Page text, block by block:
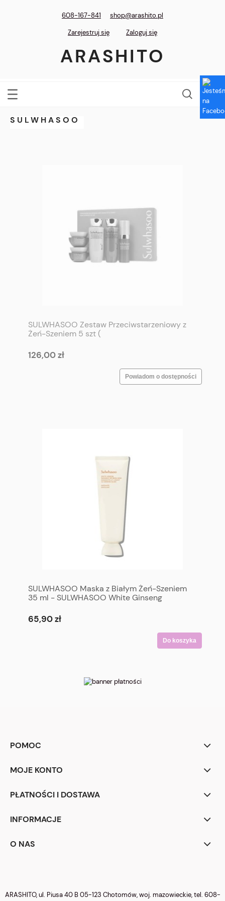
608-167-841
shop@arashito.pl
Zarejestruj się
Zaloguj się
ARASHITO
SULWHASOO
SULWHASOO Zestaw Przeciwstarzeniowy z
Żeń-Szeniem 5 szt (
- SULWHASOO Concentrated Ginsing Anti
Aging Kit (5 items)
126,00 zł
Powiadom o dostępności
SULWHASOO Maska z Białym Żeń-Szeniem
35 ml - SULWHASOO White Ginseng
65,90 zł
Do koszyka
POMOC
MOJE KONTO
PŁATNOŚCI I DOSTAWA
INFORMACJE
O NAS
ARASHITO, ul. Piusa 40 B 05-123 Chotomów, woj. mazowieckie, tel. 608-